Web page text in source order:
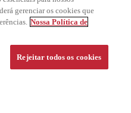
gerenciar os cookies que
Nossa Política de
Rejeitar todos os cookies